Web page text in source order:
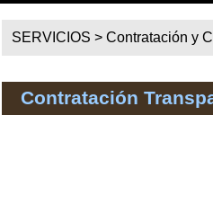
SERVICIOS >Contratación y
Contratación